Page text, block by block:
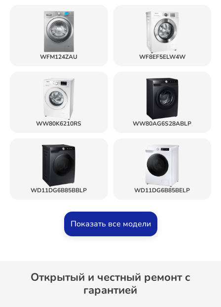
WFM124ZAU WF8EF5ELW4W
WW80K6210RS WW80AG6S28ABLP
WD11DG6B85BBLP WD11DG6B85BELP
Показать все модели
Открытый и честный ремонт c
гарантией